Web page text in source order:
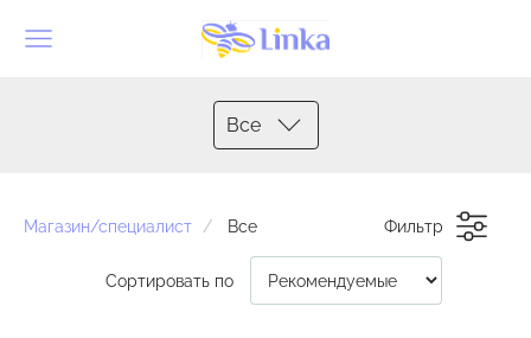
Все
Магазин/специалист Все Фильтр
Сортировать по